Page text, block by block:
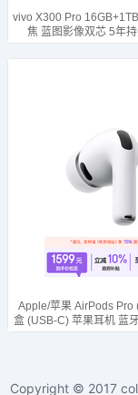
Copyright © 2017